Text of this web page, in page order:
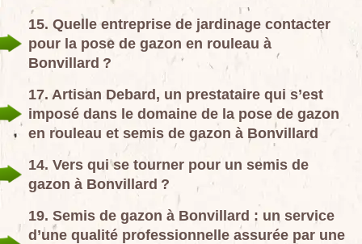
15. Quelle entreprise de jardinage contacter
pour la pose de gazon en rouleau à
Bonvillard ?
17. Artisan Debard, un prestataire qui s’est
imposé dans le domaine de la pose de gazon
en rouleau et semis de gazon à Bonvillard
14. Vers qui se tourner pour un semis de
gazon à Bonvillard ?
19. Semis de gazon à Bonvillard : un service
d’une qualité professionnelle assurée par une